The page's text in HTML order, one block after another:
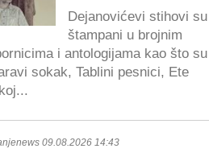
Dejanovićevi stihovi su
štampani u brojnim
i antologijama kao što su
sokak, Tablini pesnici, Ete
09.08.2026 14:43